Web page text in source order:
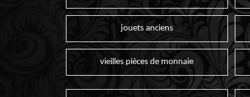
jouets anciens
vieilles pièces de monnaie